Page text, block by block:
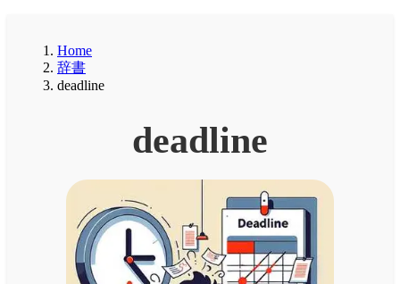
Home
辞書
deadline
deadline